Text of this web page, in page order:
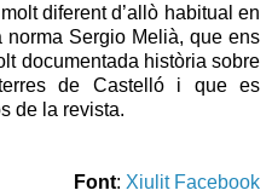
diferent d’allò habitual en
norma Sergio Melià, que ens
documentada història sobre
de Castelló i que es
de la revista.
Font: Xiulit Facebook